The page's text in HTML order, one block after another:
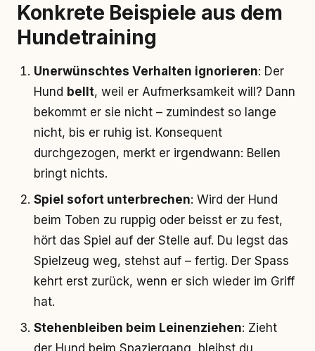
Konkrete Beispiele aus dem
Hundetraining
Unerwünschtes Verhalten ignorieren: Der
Hund bellt, weil er Aufmerksamkeit will? Dann
bekommt er sie nicht – zumindest so lange
nicht, bis er ruhig ist. Konsequent
durchgezogen, merkt er irgendwann: Bellen
bringt nichts.
Spiel sofort unterbrechen: Wird der Hund
beim Toben zu ruppig oder beisst er zu fest,
hört das Spiel auf der Stelle auf. Du legst das
Spielzeug weg, stehst auf – fertig. Der Spass
kehrt erst zurück, wenn er sich wieder im Griff
hat.
Stehenbleiben beim Leinenziehen: Zieht
der Hund beim Spaziergang, bleibst du